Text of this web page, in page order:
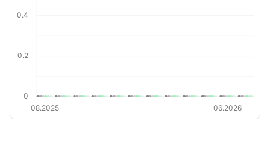
08.2025 06.2026
0
0.2
0.4